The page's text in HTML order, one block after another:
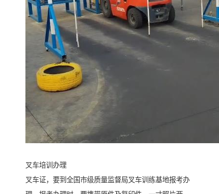
叉车培训办理
叉车证，要到全国市级质量监督局叉车训练基地报考办